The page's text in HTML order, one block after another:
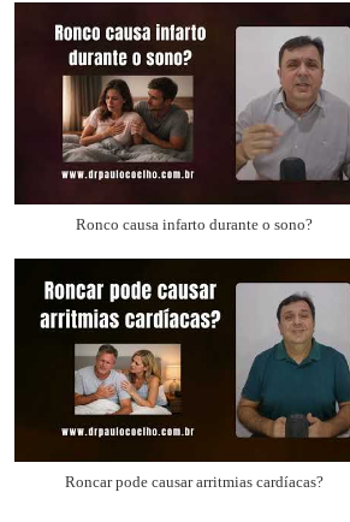
Ronco causa infarto durante o sono?
Roncar pode causar arritmias cardíacas?